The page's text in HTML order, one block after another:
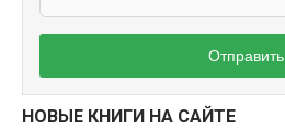
Отправить
НОВЫЕ КНИГИ НА САЙТЕ